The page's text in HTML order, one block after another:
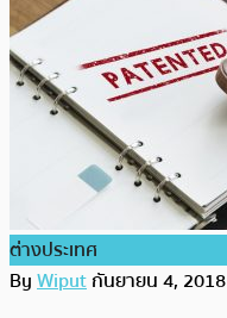
ต่างประเทศ
ByWiputกันยายน 4, 2018